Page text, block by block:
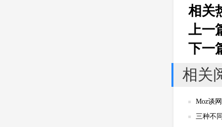
相关
上一
下一
相关
Moz谈
三种不